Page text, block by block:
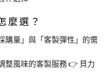
麼選？
購量」與「客製彈性」的需
整風味的客製服務 👉 貝力